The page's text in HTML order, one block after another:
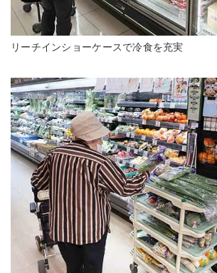
リーチインショーケースで冷食を充実